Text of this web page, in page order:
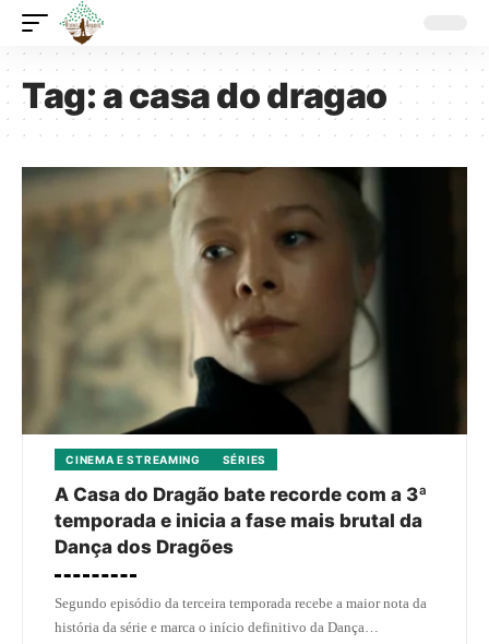
Tag:a casa do dragao
CINEMA E STREAMING SÉRIES
A Casa do Dragão bate recorde com a 3ª
temporada e inicia a fase mais brutal da
Dança dos Dragões
Segundo episódio da terceira temporada recebe a maior nota da
história da série e marca o início definitivo da Dança…